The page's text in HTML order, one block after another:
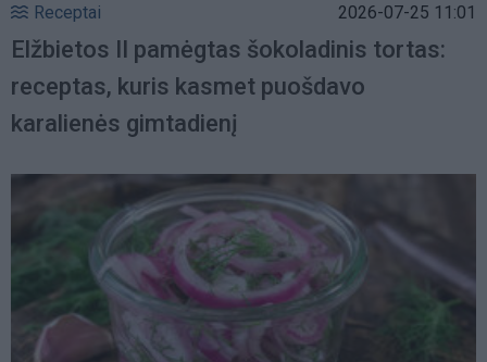
Receptai 2026-07-25 11:01
Elžbietos II pamėgtas šokoladinis tortas:
receptas, kuris kasmet puošdavo
karalienės gimtadienį